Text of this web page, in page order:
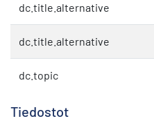
dc.title.alternative
dc.title.alternative
dc.topic
Tiedostot